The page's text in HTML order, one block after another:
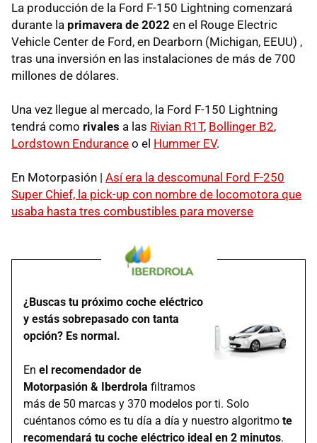
La producción de la Ford F-150 Lightning comenzará
durante la primavera de 2022 en el Rouge Electric
Vehicle Center de Ford, en Dearborn (Michigan, EEUU) ,
tras una inversión en las instalaciones de más de 700
millones de dólares.
Una vez llegue al mercado, la Ford F-150 Lightning
tendrá como rivales a las Rivian R1T, Bollinger B2,
Lordstown Endurance o el Hummer EV.
En Motorpasión | Así era la descomunal Ford F-250
Super Chief, la pick-up con nombre de locomotora que
usaba hasta tres combustibles para moverse
¿Buscas tu próximo coche eléctrico
y estás sobrepasado con tanta
opción? Es normal.
En el recomendador de
Motorpasión & Iberdrola filtramos
más de 50 marcas y 370 modelos por ti. Solo
cuéntanos cómo es tu día a día y nuestro algoritmo te
recomendará tu coche eléctrico ideal en 2 minutos.